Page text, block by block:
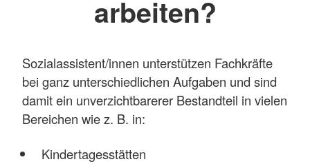
arbeiten?
Sozialassistent/innen unterstützen Fachkräfte
bei ganz unterschiedlichen Aufgaben und sind
damit ein unverzichtbarerer Bestandteil in vielen
Bereichen wie z. B. in:
Kindertagesstätten